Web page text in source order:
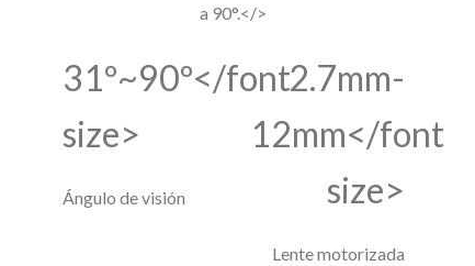
a 90°.</>
31º~90º</font
size>
Ángulo de visión
2.7mm-
12mm</font
size>
Lente motorizada